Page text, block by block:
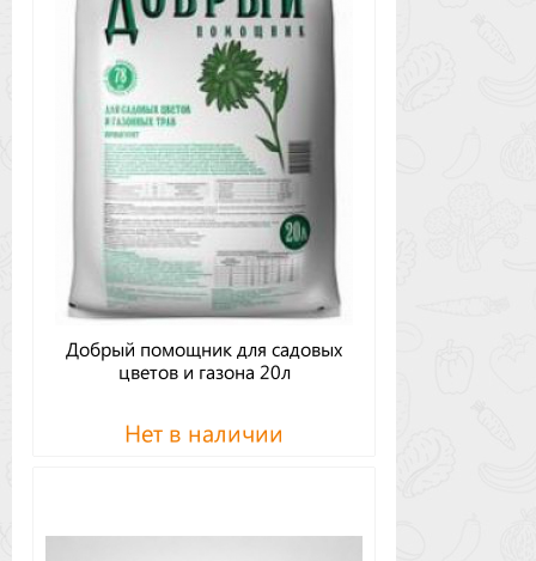
Добрый помощник для садовых
цветов и газона 20л
Нет в наличии